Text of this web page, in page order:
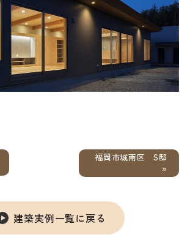
福岡市城南区 S邸
»
建築実例一覧に戻る